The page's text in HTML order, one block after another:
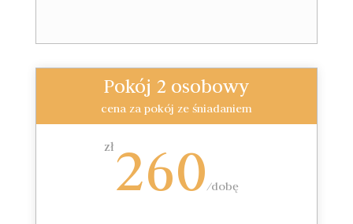
Pokój 2 osobowy
cena za pokój ze śniadaniem
zł 260/dobę